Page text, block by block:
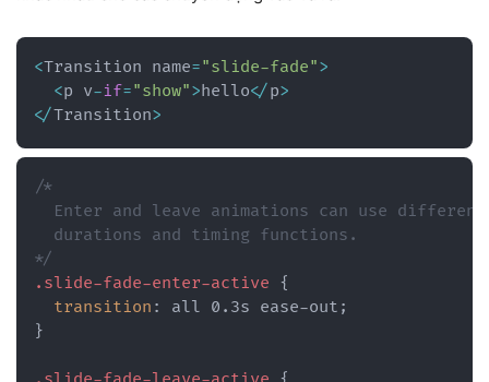
<Transition name="slide-fade">
<p v-if="show">hello</p>
</Transition>
/*
  Enter and leave animations can use different
  durations and timing functions.
*/
.slide-fade-enter-active {
transition : all 0.3s ease-out ;
}